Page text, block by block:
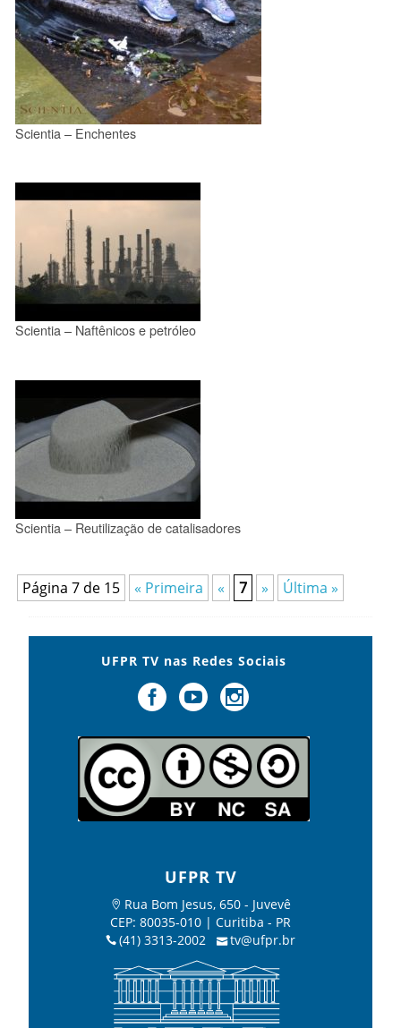
Scientia – Enchentes
Scientia – Naftênicos e petróleo
Scientia – Reutilização de catalisadores
Página 7 de 15 « Primeira « 7 » Última »
UFPR TV nas Redes Sociais
UFPR TV
Rua Bom Jesus, 650 - Juvevê
CEP: 80035-010 | Curitiba - PR
(41) 3313-2002
tv@ufpr.br